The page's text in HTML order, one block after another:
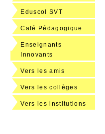
Eduscol SVT
Café Pédagogique
Enseignants
Innovants
Vers les amis
Vers les collèges
Vers les institutions